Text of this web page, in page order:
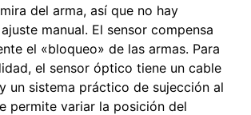
del arma, así que no hay
manual. El sensor compensa
el «bloqueo» de las armas. Para
el sensor óptico tiene un cable
un sistema práctico de sujección al
permite variar la posición del